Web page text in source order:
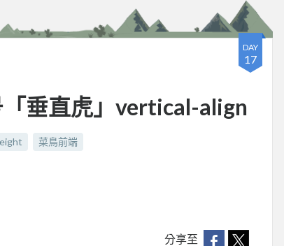
DAY
17
垂直虎」vertical-align
菜鳥前端
分享至